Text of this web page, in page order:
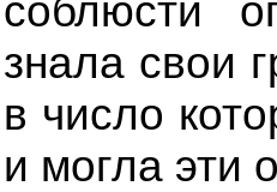
соблюсти
знала свои
в число
и могла эти